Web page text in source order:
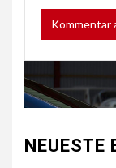
NEUESTE